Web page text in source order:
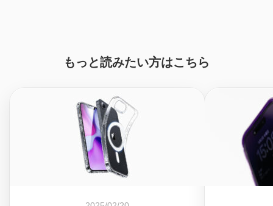
もっと読みたい方はこちら